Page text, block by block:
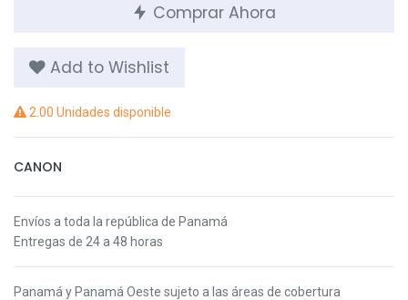
Comprar Ahora
Add to Wishlist
2.00 Unidades disponible
CANON
Envíos a toda la república de Panamá
Entregas de 24 a 48 horas
Panamá y Panamá Oeste sujeto a las áreas de cobertura